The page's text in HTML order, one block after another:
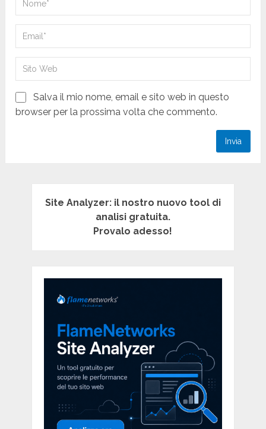
Salva il mio nome, email e sito web in questo
browser per la prossima volta che commento.
Site Analyzer: il nostro nuovo tool di
analisi gratuita.
Provalo adesso!